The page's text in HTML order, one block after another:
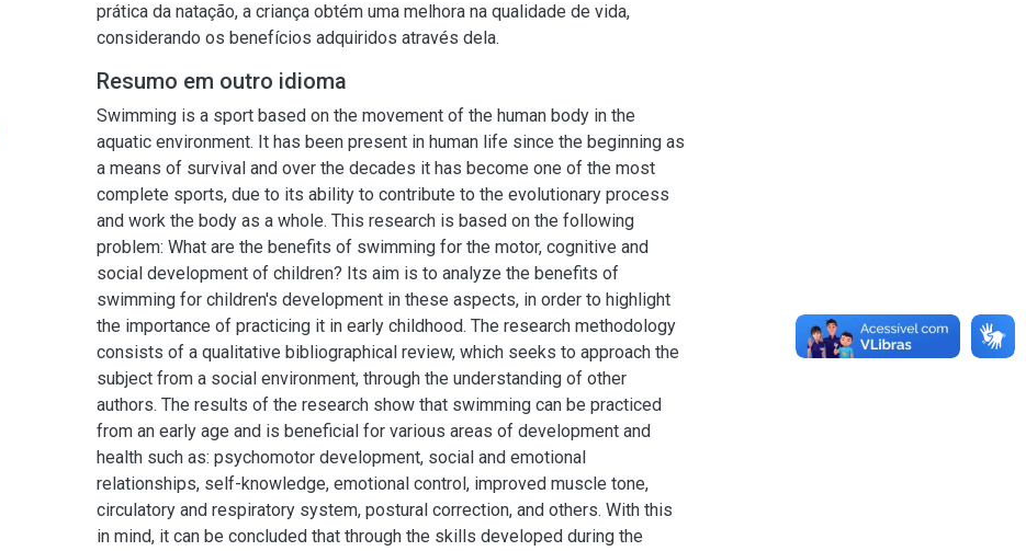
prática da natação, a criança obtém uma melhora na qualidade de vida,
considerando os benefícios adquiridos através dela.
Resumo em outro idioma
Swimming is a sport based on the movement of the human body in the
aquatic environment. It has been present in human life since the beginning as
a means of survival and over the decades it has become one of the most
complete sports, due to its ability to contribute to the evolutionary process
and work the body as a whole. This research is based on the following
problem: What are the benefits of swimming for the motor, cognitive and
social development of children? Its aim is to analyze the benefits of
swimming for children's development in these aspects, in order to highlight
the importance of practicing it in early childhood. The research methodology
consists of a qualitative bibliographical review, which seeks to approach the
subject from a social environment, through the understanding of other
authors. The results of the research show that swimming can be practiced
from an early age and is beneficial for various areas of development and
health such as: psychomotor development, social and emotional
relationships, self-knowledge, emotional control, improved muscle tone,
circulatory and respiratory system, postural correction, and others. With this
in mind, it can be concluded that through the skills developed during the